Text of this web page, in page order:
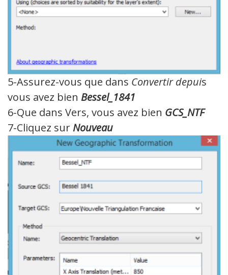
5-Assurez-vous que dans Convertir depuis
vous avez bien Bessel_1841
6-Que dans Vers, vous avez bien GCS_NTF
7-Cliquez surNouveau